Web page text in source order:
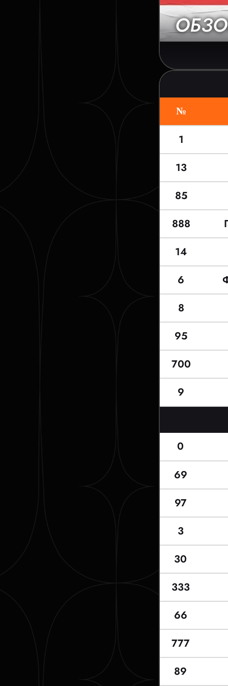
№
1
13
85
888
14
6
8
95
700
9
0
69
97
3
30
333
66
777
89